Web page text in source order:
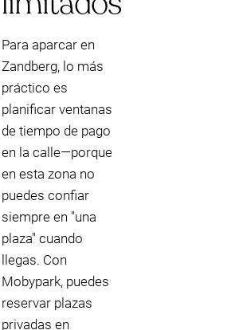
Para aparcar en
Zandberg, lo más
práctico es
planificar ventanas
de tiempo de pago
en la calle—porque
en esta zona no
puedes confiar
siempre en "una
plaza" cuando
llegas. Con
Mobypark, puedes
reservar plazas
privadas en